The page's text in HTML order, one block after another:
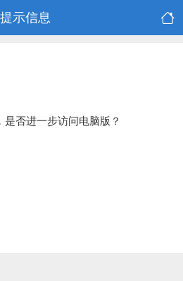
提示信息
否进一步访问电脑版？